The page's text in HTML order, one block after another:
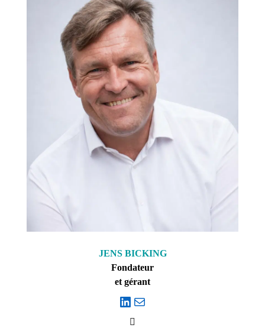
JENS BICKING
Fondateur
et gérant
LinkedIn E-mail